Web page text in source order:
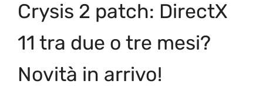
Crysis 2 patch: DirectX
11 tra due o tre mesi?
Novità in arrivo!